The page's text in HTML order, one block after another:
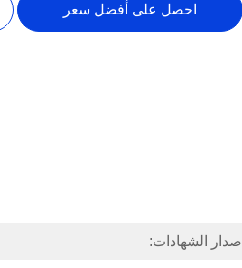
احصل على أفضل سعر
إصدار الشهادات: